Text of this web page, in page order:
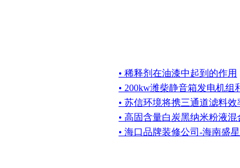
• 稀释剂在油漆中起到的作用
• 200kw潍柴静音箱发电机组
• 苏信环境将携三通道滤料
• 高固含量白炭黑纳米粉液混
• 海口品牌装修公司-海南盛